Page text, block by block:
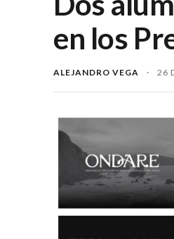
en los
ALEJANDRO VEGA · 26